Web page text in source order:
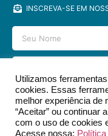
INSCREVA-SE EM
Utilizamos
cookies. Essas
melhor experiência de
“Aceitar” ou continuar
com o uso de cookies
Acesse nossa: